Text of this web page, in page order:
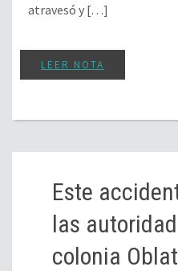
atravesó y […]
LEER NOTA
Este
las
colonia